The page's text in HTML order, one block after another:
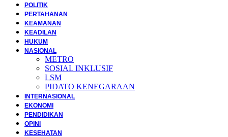
POLITIK
PERTAHANAN
KEAMANAN
KEADILAN
HUKUM
NASIONAL
METRO
SOSIAL INKLUSIF
LSM
PIDATO KENEGARAAN
INTERNASIONAL
EKONOMI
PENDIDIKAN
OPINI
KESEHATAN